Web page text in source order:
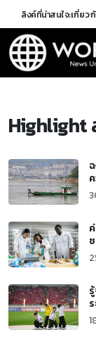
ลิงค์ที่น่าสนใจ:เกี่ยวกั
Highlight